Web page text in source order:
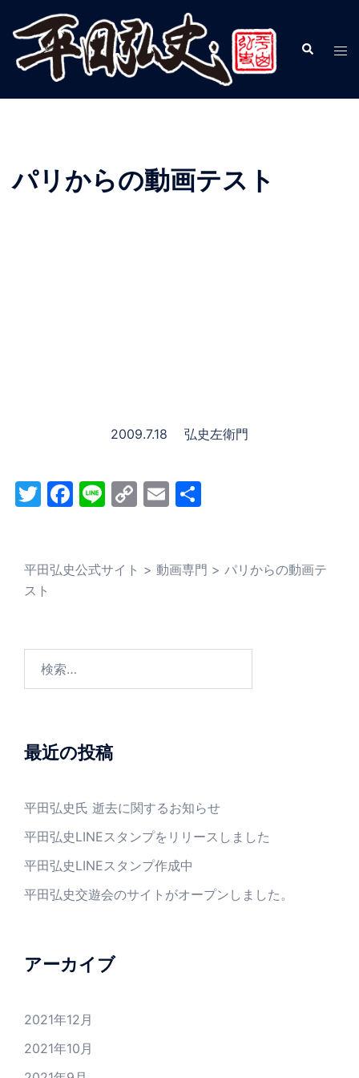
パリからの動画テスト
2009.7.18 弘史左衛門
Twitter
Facebook
LineCopyEmail
平田弘史公式サイト > 動画専門 > パリからの動画テ
スト
最近の投稿
平田弘史氏 逝去に関するお知らせ
平田弘史LINEスタンプをリリースしました
平田弘史LINEスタンプ作成中
平田弘史交遊会のサイトがオープンしました。
アーカイブ
2021年12月
2021年10月